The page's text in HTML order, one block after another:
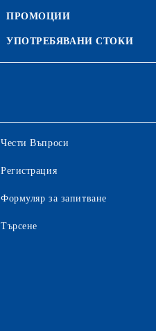
ПРОМОЦИИ
УПОТРЕБЯВАНИ СТОКИ
Чести Въпроси
Регистрация
Формуляр за запитване
Търсене